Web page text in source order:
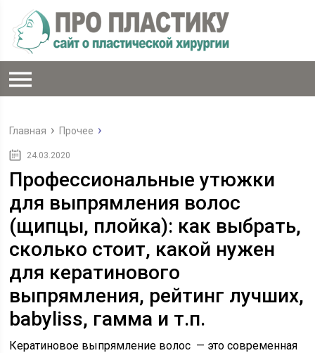
Главная Прочее
24.03.2020
Профессиональные утюжки
для выпрямления волос
(щипцы, плойка): как выбрать,
сколько стоит, какой нужен
для кератинового
выпрямления, рейтинг лучших,
babyliss, гамма и т.п.
Кератиновое выпрямление волос — это современная